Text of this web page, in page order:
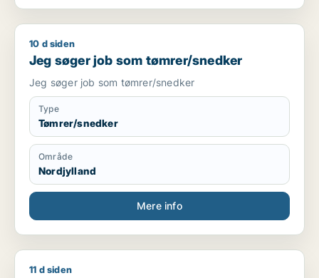
Jeg søger job som tømrer/snedker
10 d siden
Jeg søger job som tømrer/snedker
Jeg søger job som tømrer/snedker
Type
Tømrer/snedker
Område
Nordjylland
Mere info
Kathrine søger job som regnskabsmedarbejder /
11 d siden